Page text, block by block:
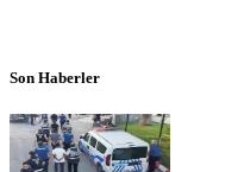
Son Haberler